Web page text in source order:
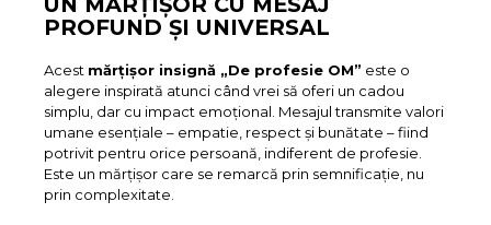
PROFUND ȘI UNIVERSAL
Acest mărțișor insignă „De profesie OM” este o
alegere inspirată atunci când vrei să oferi un cadou
simplu, dar cu impact emoțional. Mesajul transmite valori
umane esențiale – empatie, respect și bunătate – fiind
potrivit pentru orice persoană, indiferent de profesie.
Este un mărțișor care se remarcă prin semnificație, nu
prin complexitate.